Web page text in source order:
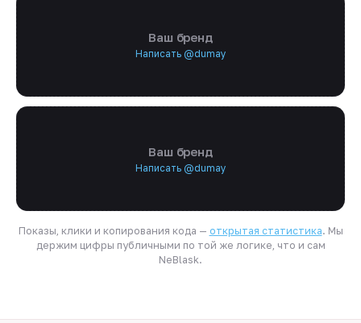
Ваш бренд
Написать @dumay
Ваш бренд
Написать @dumay
Показы, клики и копирования кода — открытая статистика. Мы
держим цифры публичными по той же логике, что и сам
NeBlask.